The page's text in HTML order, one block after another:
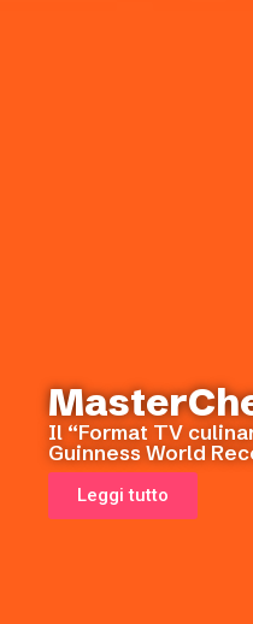
Il “Format TV
Guinness World
Leggi tutto